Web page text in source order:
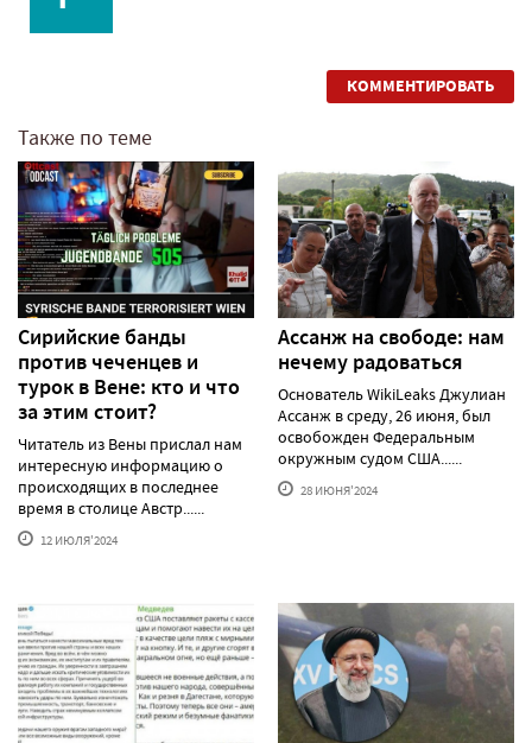
КОММЕНТИРОВАТЬ
Также по теме
Сирийские банды
против чеченцев и
турок в Вене: кто и что
за этим стоит?
Читатель из Вены прислал нам
интересную информацию о
происходящих в последнее
время в столице Австр......
12 ИЮЛЯ'2024
Ассанж на свободе: нам
нечему радоваться
Основатель WikiLeaks Джулиан
Ассанж в среду, 26 июня, был
освобожден Федеральным
окружным судом США......
28 ИЮНЯ'2024